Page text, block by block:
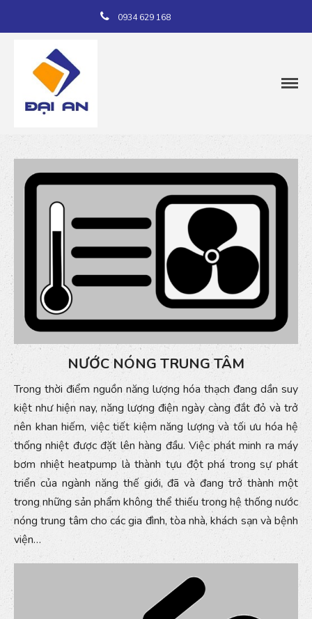
Sản phẩm
Dự án
Tin tức
Liên hệ
0934 629 168
NƯỚC NÓNG TRUNG TÂM
Trong thời điểm nguồn năng lượng hóa thạch đang dần suy
kiệt như hiện nay, năng lượng điện ngày càng đắt đỏ và trở
nên khan hiếm, việc tiết kiệm năng lượng và tối ưu hóa hệ
thống nhiệt được đặt lên hàng đầu. Việc phát minh ra máy
bơm nhiệt heatpump là thành tựu đột phá trong sự phát
triển của ngành năng thế giới, đã và đang trở thành một
trong những sản phẩm không thể thiếu trong hệ thống nước
nóng trung tâm cho các gia đình, tòa nhà, khách sạn và bệnh
viện…